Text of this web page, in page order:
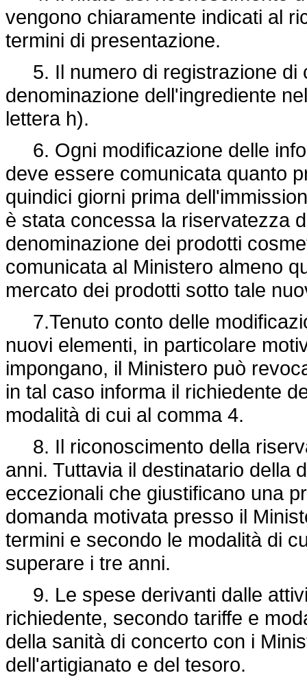
vengono chiaramente indicati al
termini di presentazione.
5. Il numero di registrazione di
denominazione dell'ingrediente
lettera h).
6. Ogni modificazione delle
deve essere comunicata quanto
quindici giorni prima
è stata concessa la riservatezza
denominazione dei prodotti
comunicata al Ministero almeno
mercato dei prodotti sotto tale
7.Tenuto conto delle
nuovi elementi, in particolare
impongano, il Ministero può
in tal caso informa il richiedente
modalità di cui al comma 4.
8. Il riconoscimento della
anni. Tuttavia il destinatario della
eccezionali che giustificano una
domanda motivata presso il
termini e secondo le modalità di
superare i tre anni.
9. Le spese derivanti dalle
richiedente, secondo tariffe e
della sanità di concerto con i
dell'artigianato e del tesoro.